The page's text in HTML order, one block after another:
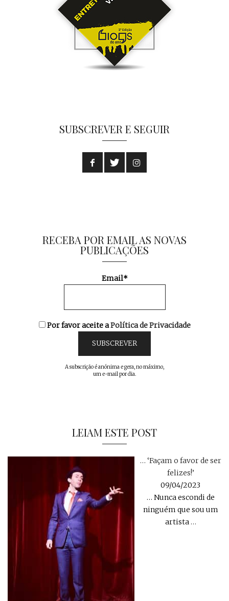
SUBSCREVER E SEGUIR
RECEBA POR EMAIL AS NOVAS
PUBLICAÇÕES
Email*
Por favor aceite aPolítica de Privacidade
A subscrição é anónima e gera, no máximo,
um e-mail por dia.
LEIAM ESTE POST
… ‘Façam o favor de ser
felizes!’
09/04/2023
… Nunca escondi de
ninguém que sou um
artista …